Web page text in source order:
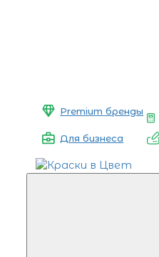
Premium бренды
Для бизнеса